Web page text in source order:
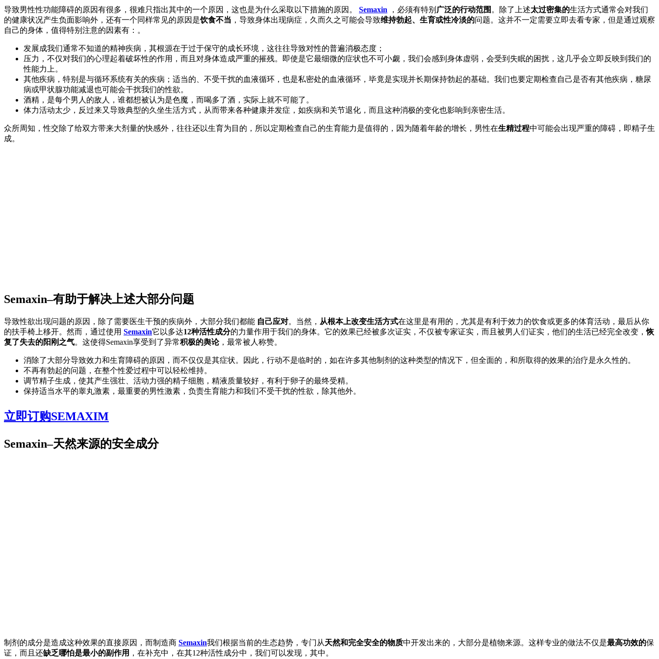
导致男性性功能障碍的原因有很多，很难只指出其中的一个原因，这也是为什么采取以下措施的原因。 Semaxin ，必须有特别 广泛的行动范围 。除了上述太过密集的生活方式通常会对我们
的健康状况产生负面影响外，还有一个同样常见的原因是饮食不当 ，导致身体出现病症，久而久之可能会导致维持勃起、生育或性冷淡的问题。这并不一定需要立即去看专家，但是通过观察
自己的身体，值得特别注意的因素有：。
发展成我们通常不知道的精神疾病，其根源在于过于保守的成长环境，这往往导致对性的普遍消极态度；
压力，不仅对我们的心理起着破坏性的作用，而且对身体造成严重的摧残。即使是它最细微的症状也不可小觑，我们会感到身体虚弱，会受到失眠的困扰，这几乎会立即反映到我们的
性能力上。
其他疾病，特别是与循环系统有关的疾病；适当的、不受干扰的血液循环，也是私密处的血液循环，毕竟是实现并长期保持勃起的基础。我们也要定期检查自己是否有其他疾病，糖尿
病或甲状腺功能减退也可能会干扰我们的性欲。
酒精，是每个男人的敌人，谁都想被认为是色魔，而喝多了酒，实际上就不可能了。
体力活动太少，反过来又导致典型的久坐生活方式，从而带来各种健康并发症，如疾病和关节退化，而且这种消极的变化也影响到亲密生活。
众所周知，性交除了给双方带来大剂量的快感外，往往还以生育为目的，所以定期检查自己的生育能力是值得的，因为随着年龄的增长，男性在生精过程中可能会出现严重的障碍，即精子生
成。
Semaxin–有助于解决上述大部分问题
导致性欲出现问题的原因，除了需要医生干预的疾病外，大部分我们都能 自己应对。当然， 从根本上改变生活方式在这里是有用的，尤其是有利于效力的饮食或更多的体育活动，最后从你
的扶手椅上移开。然而，通过使用 Semaxin它以多达12种活性成分的力量作用于我们的身体。它的效果已经被多次证实，不仅被专家证实，而且被男人们证实，他们的生活已经完全改变，恢
复了失去的阳刚之气。这使得Semaxin享受到了异常积极的舆论，最常被人称赞。
消除了大部分导致效力和生育障碍的原因，而不仅仅是其症状。因此，行动不是临时的，如在许多其他制剂的这种类型的情况下，但全面的，和所取得的效果的治疗是永久性的。
不再有勃起的问题，在整个性爱过程中可以轻松维持。
调节精子生成，使其产生强壮、活动力强的精子细胞，精液质量较好，有利于卵子的最终受精。
保持适当水平的睾丸激素，最重要的男性激素，负责生育能力和我们不受干扰的性欲，除其他外。
立即订购SEMAXIM
Semaxin–天然来源的安全成分
制剂的成分是造成这种效果的直接原因，而制造商 Semaxin我们根据当前的生态趋势，专门从天然和完全安全的物质中开发出来的，大部分是植物来源。这样专业的做法不仅是最高功效的保
证，而且还缺乏哪怕是最小的副作用 ，在补充中，在其12种活性成分中，我们可以发现，其中。